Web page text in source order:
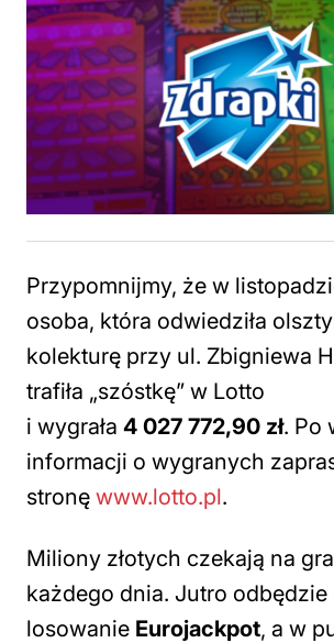
Przypomnijmy, że w
osoba, która odwiedziła
kolekturę przy ul. Zbigniewa
trafiła „szóstkę” w Lotto
i wygrała 4 027 772,90 zł. Po
informacji o wygranych
stronę www.lotto.pl.
Miliony złotych czekają na
każdego dnia. Jutro odbędzie
losowanie Eurojackpot, a w